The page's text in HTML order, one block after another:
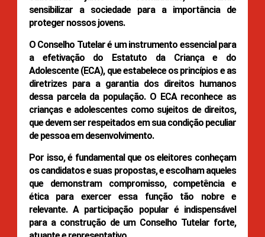
sensibilizar a sociedade para a importância de
proteger nossos jovens.
O Conselho Tutelar é um instrumento essencial para
a efetivação do Estatuto da Criança e do
Adolescente (ECA), que estabelece os princípios e as
diretrizes para a garantia dos direitos humanos
dessa parcela da população. O ECA reconhece as
crianças e adolescentes como sujeitos de direitos,
que devem ser respeitados em sua condição peculiar
de pessoa em desenvolvimento.
Por isso, é fundamental que os eleitores conheçam
os candidatos e suas propostas, e escolham aqueles
que demonstram compromisso, competência e
ética para exercer essa função tão nobre e
relevante. A participação popular é indispensável
para a construção de um Conselho Tutelar forte,